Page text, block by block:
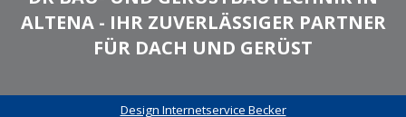
ALTENA - IHR ZUVERLÄSSIGER PARTNER
FÜR DACH UND GERÜST
Design Internetservice Becker